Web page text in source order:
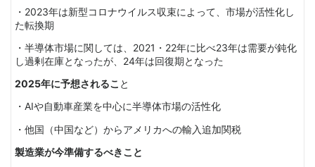
・2023年は新型コロナウイルス収束によって、市場が活性化し
た転換期
・半導体市場に関しては、2021・22年に比べ23年は需要が鈍化
し過剰在庫となったが、24年は回復期となった
2025年に予想されるこ と
・AIや自動車産業を中心に半導体市場の活性化
・他国（中国など）からアメリカへの輸入追加関税
製造業が今準備するべきこと